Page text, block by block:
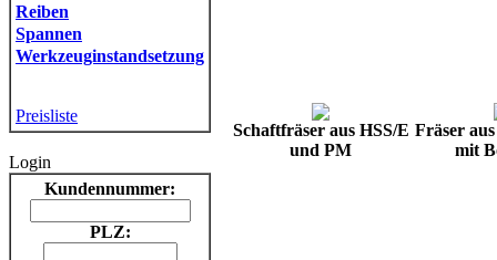
Reiben
Spannen
Werkzeuginstandsetzung
Preisliste
Login
Kundennummer:
PLZ:
Schaftfräser aus HSS/E
und PM
Fräser
mit